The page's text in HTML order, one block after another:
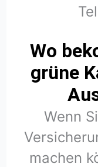
Wo
grüne
Wenn
machen